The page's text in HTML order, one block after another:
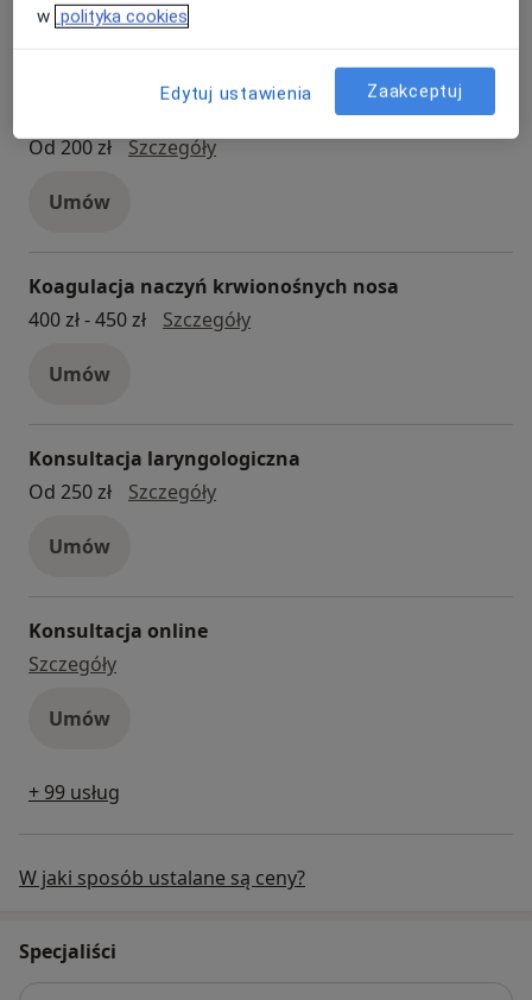
Umów
Od 200 zł
Szczegółydepilacja laserowa
Umów
Koagulacja naczyń krwionośnych nosa
400 zł - 450 zł
Szczegółykoagulacja naczyń
Umów
Konsultacja laryngologiczna
Od 250 zł
Szczegółykonsultacja laryngologiczna
Umów
Konsultacja online
Szczegółykonsultacja online
Umów
+ 99 usług
W jaki sposób ustalane są ceny?
Specjaliści
w polityka cookies
Edytuj ustawienia Zaakceptuj